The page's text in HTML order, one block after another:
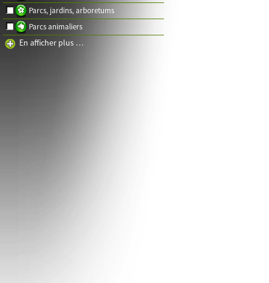
Parcs, jardins, arboretums
Parcs animaliers
En afficher plus …